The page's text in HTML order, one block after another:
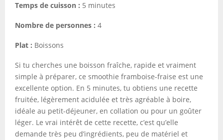
Temps de cuisson : 5 minutes
Nombre de personnes : 4
Plat : Boissons
Si tu cherches une boisson fraîche, rapide et vraiment
simple à préparer, ce smoothie framboise-fraise est une
excellente option. En 5 minutes, tu obtiens une recette
fruitée, légèrement acidulée et très agréable à boire,
idéale au petit-déjeuner, en collation ou pour un goûter
léger. Le vrai intérêt de cette recette, c’est qu’elle
demande très peu d’ingrédients, peu de matériel et